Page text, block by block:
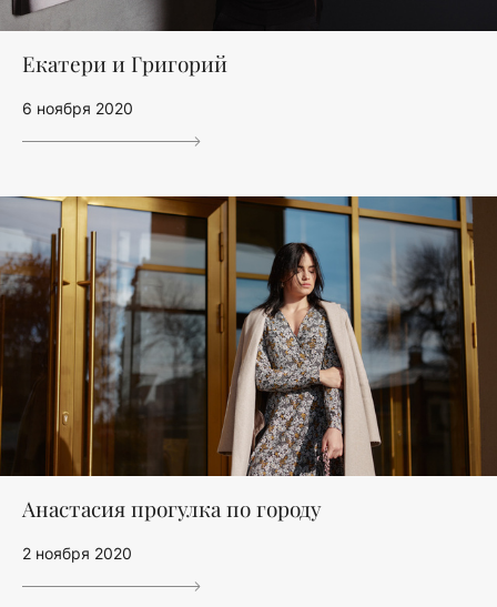
Екатери и Григорий
6 ноября 2020
Анастасия прогулка по городу
2 ноября 2020